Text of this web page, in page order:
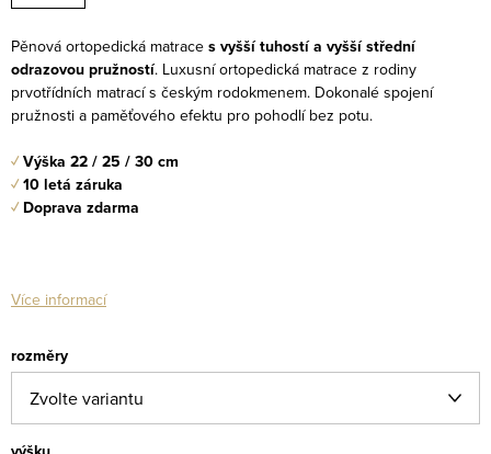
Pěnová ortopedická matrace s vyšší tuhostí a vyšší střední
odrazovou pružností. Luxusní ortopedická matrace z rodiny
prvotřídních matrací s českým rodokmenem. Dokonalé spojení
pružnosti a paměťového efektu pro pohodlí bez potu.
✓Výška 22 / 25 / 30 cm
✓10 letá záruka
✓Doprava zdarma
Více informací
rozměry